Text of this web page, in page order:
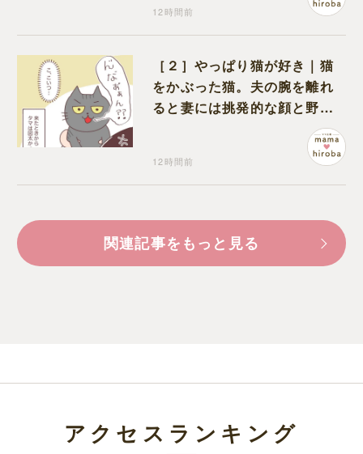
12時間前
［２］やっぱり猫が好き｜猫
をかぶった猫。夫の腕を離れ
ると妻には挑発的な顔と野太
12時間前
関連記事をもっと見る
アクセスランキング